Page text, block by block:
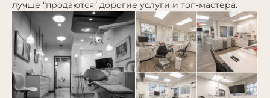
лучше “продаются” дорогие услуги и топ‑мастера.